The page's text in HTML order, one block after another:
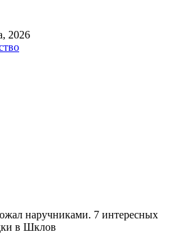
2026
наручниками. 7 интересных
в Шклов